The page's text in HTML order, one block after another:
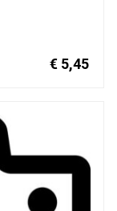
€ 5,45